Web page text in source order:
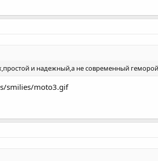
и надежный,а не современный геморой
smilies/moto3.gif